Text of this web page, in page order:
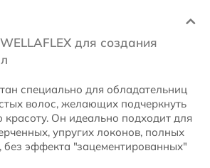
для создания
специально для обладательниц
волос, желающих подчеркнуть
красоту. Он идеально подходит для
упругих локонов, полных
эффекта "зацементированных"